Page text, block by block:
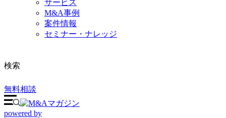
サービス
M&A事例
案件情報
セミナー・ナレッジ
検索
無料相談
powered by